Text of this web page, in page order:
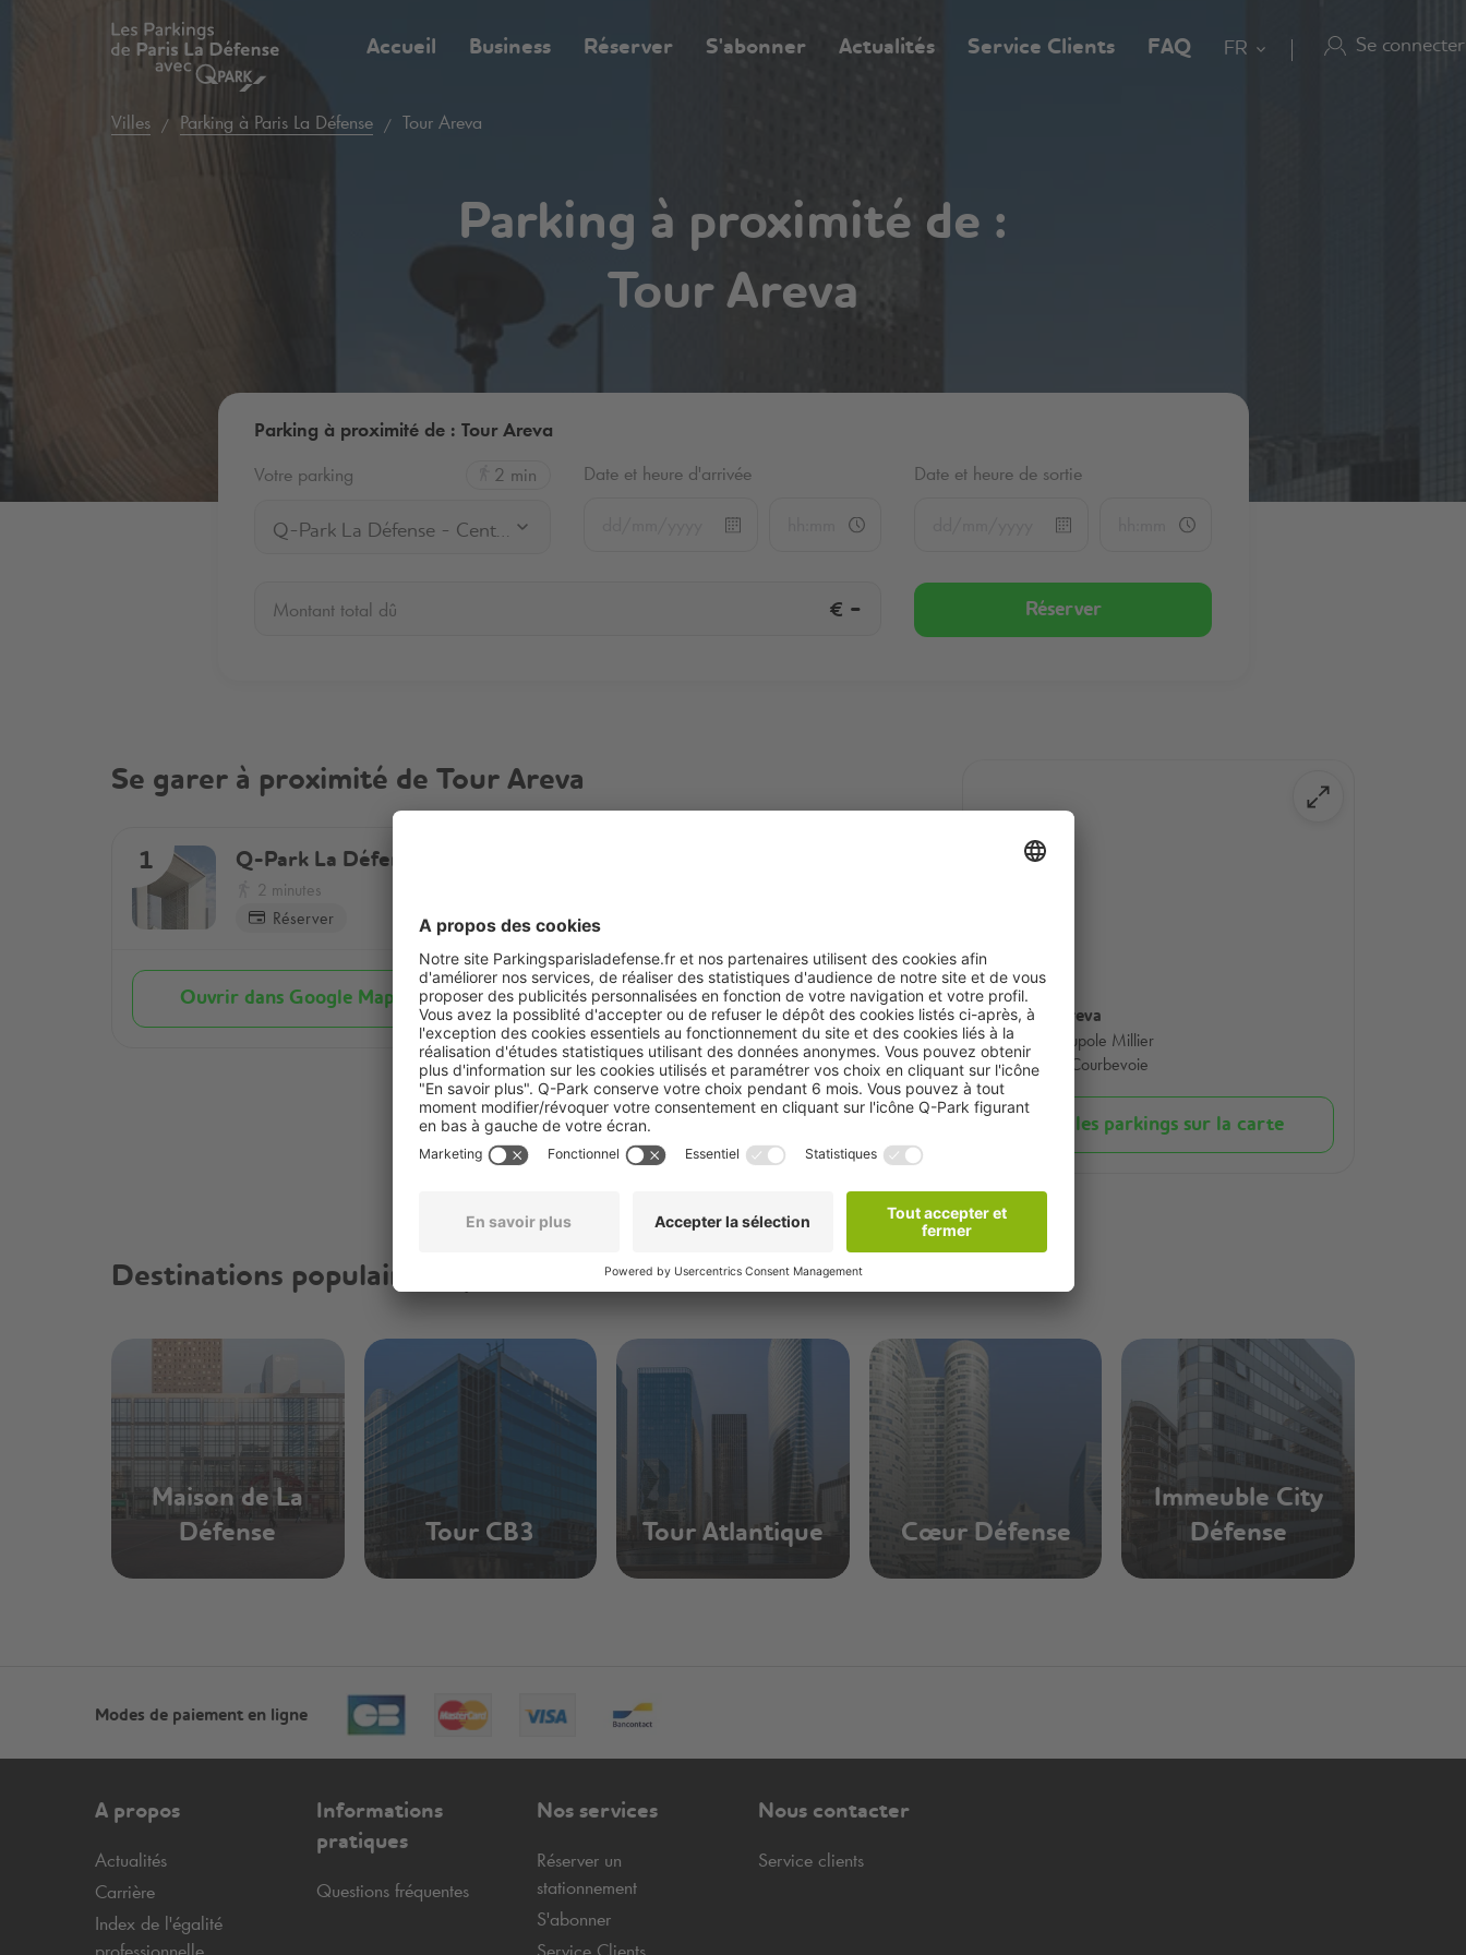
Accueil Business Réserver S'abonner Actualités Service Clients FAQ FR Se connecter
Villes Parking à Paris La Défense Tour Areva
Parking à proximité de :
Tour Areva
Parking à proximité de : Tour Areva
Votre parking
2 min
Q-Park La Défense - Centre - Grande Arche
Date et heure d'arrivée Date et heure de sortie
Montant total dû € - Réserver
Tour Areva
1 Pl. Coupole Millier
92400 Courbevoie
Voir les parkings sur la carte
Se garer à proximité de Tour Areva
1 Q-Park La Défense - Centre - Grande Arche
2 minutes
Réserver
Ouvrir dans Google Maps Réserver
Destinations populaires à proximité
Maison de La
Défense
Tour CB3 Tour Atlantique Cœur Défense
Immeuble City
Défense
Modes de paiement en ligne
A propos
Actualités
Carrière
Index de l'égalité
Informations
pratiques
Questions fréquentes
Nos services
Réserver un
stationnement
S'abonner
Nous contacter
Service clients